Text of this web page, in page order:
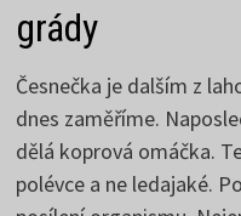
grády
Česnečka je dalším z
dnes zaměříme.
dělá koprová omáčka.
polévce a ne ledajaké.